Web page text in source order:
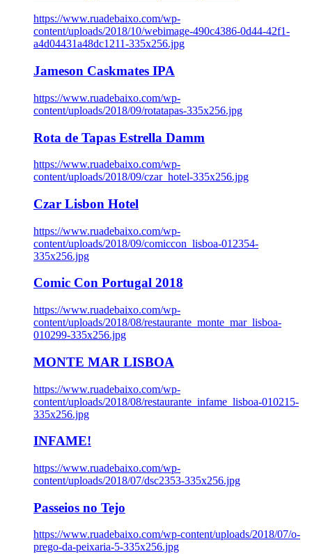
https://www.ruadebaixo.com/wp-
content/uploads/2018/10/webimage-490c4386-0d44-42f1-
a4d04431a48dc1211-335x256.jpg
Jameson Caskmates IPA
https://www.ruadebaixo.com/wp-
content/uploads/2018/09/rotatapas-335x256.jpg
Rota de Tapas Estrella Damm
https://www.ruadebaixo.com/wp-
content/uploads/2018/09/czar_hotel-335x256.jpg
Czar Lisbon Hotel
https://www.ruadebaixo.com/wp-
content/uploads/2018/09/comiccon_lisboa-012354-
335x256.jpg
Comic Con Portugal 2018
https://www.ruadebaixo.com/wp-
content/uploads/2018/08/restaurante_monte_mar_lisboa-
010299-335x256.jpg
MONTE MAR LISBOA
https://www.ruadebaixo.com/wp-
content/uploads/2018/08/restaurante_infame_lisboa-010215-
335x256.jpg
INFAME!
https://www.ruadebaixo.com/wp-
content/uploads/2018/07/dsc2353-335x256.jpg
Passeios no Tejo
https://www.ruadebaixo.com/wp-content/uploads/2018/07/o-
prego-da-peixaria-5-335x256.jpg